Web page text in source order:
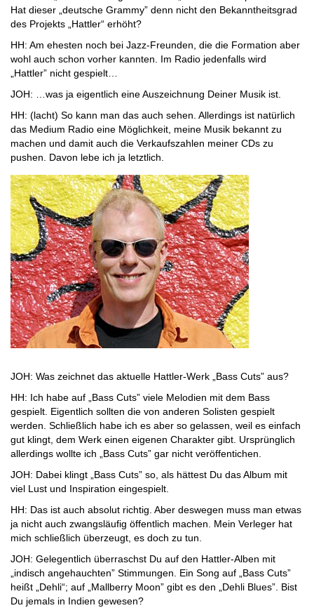
Hat dieser „deutsche Grammy” denn nicht den Bekanntheitsgrad
des Projekts „Hattler“ erhöht?
HH: Am ehesten noch bei Jazz-Freunden, die die Formation aber
wohl auch schon vorher kannten. Im Radio jedenfalls wird
„Hattler” nicht gespielt…
JOH: …was ja eigentlich eine Auszeichnung Deiner Musik ist.
HH: (lacht) So kann man das auch sehen. Allerdings ist natürlich
das Medium Radio eine Möglichkeit, meine Musik bekannt zu
machen und damit auch die Verkaufszahlen meiner CDs zu
pushen. Davon lebe ich ja letztlich.
JOH: Was zeichnet das aktuelle Hattler-Werk „Bass Cuts” aus?
HH: Ich habe auf „Bass Cuts” viele Melodien mit dem Bass
gespielt. Eigentlich sollten die von anderen Solisten gespielt
werden. Schließlich habe ich es aber so gelassen, weil es einfach
gut klingt, dem Werk einen eigenen Charakter gibt. Ursprünglich
allerdings wollte ich „Bass Cuts” gar nicht veröffentichen.
JOH: Dabei klingt „Bass Cuts” so, als hättest Du das Album mit
viel Lust und Inspiration eingespielt.
HH: Das ist auch absolut richtig. Aber deswegen muss man etwas
ja nicht auch zwangsläufig öffentlich machen. Mein Verleger hat
mich schließlich überzeugt, es doch zu tun.
JOH: Gelegentlich überraschst Du auf den Hattler-Alben mit
„indisch angehauchten” Stimmungen. Ein Song auf „Bass Cuts”
heißt „Dehli“; auf „Mallberry Moon” gibt es den „Dehli Blues”. Bist
Du jemals in Indien gewesen?